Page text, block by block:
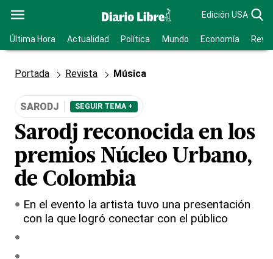
Edición USA
Última Hora Actualidad Política Mundo Economía
Portada Revista Música
SARODJ SEGUIR TEMA +
Sarodj reconocida en los
premios Núcleo Urbano,
de Colombia
En el evento la artista tuvo una presentación
con la que logró conectar con el público